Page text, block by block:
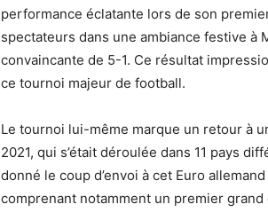
performance éclatante lors de son
spectateurs dans une ambiance festive à
convaincante de 5-1. Ce résultat
ce tournoi majeur de football.
Le tournoi lui-même marque un retour à
2021, qui s’était déroulée dans 11 pays
donné le coup d’envoi à cet Euro
comprenant notamment un premier grand